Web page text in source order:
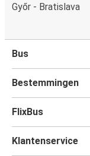
Győr - Bratislava
Bus
Bestemmingen
FlixBus
Klantenservice